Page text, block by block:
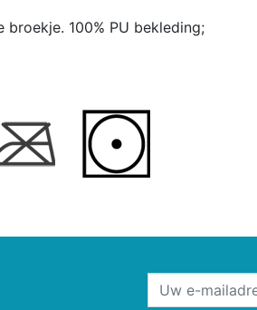
broekje. 100% PU bekleding;